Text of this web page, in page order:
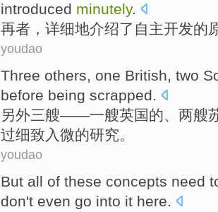
introduced minutely.
再者 ， 详细地介绍了 自主开发的
youdao
Three others, one British, two
before being scrapped.
另外三艘——一艘英国的、 两艘
过细致 入微的研究。
youdao
But all of these concepts need
don't even go into it here.